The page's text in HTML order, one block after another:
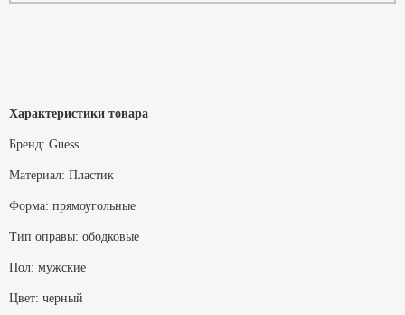
Характеристики товара
Бренд: Guess
Материал: Пластик
Форма: прямоугольные
Тип оправы: ободковые
Пол: мужские
Цвет: черный